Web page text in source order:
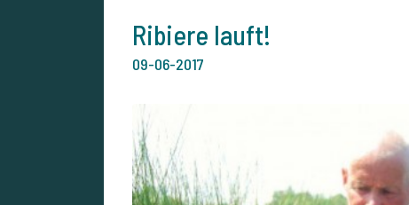
Ribiere lauft!
09-06-2017